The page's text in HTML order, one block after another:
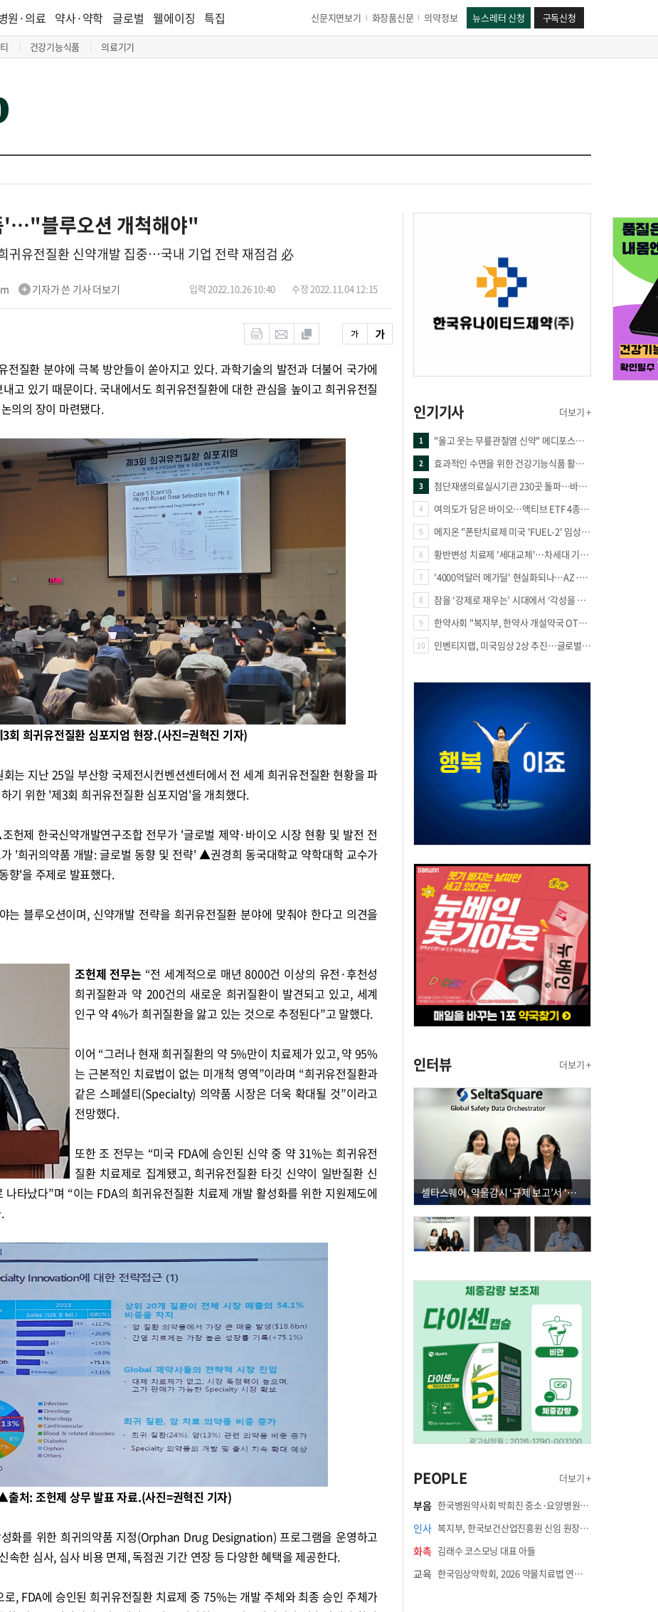
건강기능식품 의료기기
원·의료 약사·약학 글로벌 웰에이징 특집 신문지면보기 화장품신문 의약정보 뉴스레터 신청 구독신청
'…"블루오션 개척해야"
귀유전질환 신약개발 집중…국내 기업 전략 재점검 必
기자가 쓴 기사 더보기 입력 2022.10.26 10:40 수정 2022.11.04 12:15
전질환 분야에 극복 방안들이 쏟아지고 있다. 과학기술의 발전과 더불어 국가에
고 있기 때문이다. 국내에서도 희귀유전질환에 대한 관심을 높이고 희귀유전질
의의 장이 마련됐다.
회 희귀유전질환 심포지엄 현장.(사진=권혁진 기자)
는 지난 25일 부산항 국제전시컨벤션센터에서 전 세계 희귀유전질환 현황을 파
기 위한 '제3회 희귀유전질환 심포지엄'을 개최했다.
헌제 한국신약개발연구조합 전무가 '글로벌 제약·바이오 시장 현황 및 발전 전
'희귀의약품 개발: 글로벌 동향 및 전략' ▲권경희 동국대학교 약학대학 교수가
향'을 주제로 발표했다.
는 블루오션이며, 신약개발 전략을 희귀유전질환 분야에 맞춰야 한다고 의견을
조헌제 전무는 “전 세계적으로 매년 8000건 이상의 유전·후천성
희귀질환과 약 200건의 새로운 희귀질환이 발견되고 있고, 세계
인구 약 4%가 희귀질환을 앓고 있는 것으로 추정된다”고 말했다.
이어 “그러나 현재 희귀질환의 약 5%만이 치료제가 있고, 약 95%
는 근본적인 치료법이 없는 미개척 영역”이라며 “희귀유전질환과
같은 스페셜티(Specialty) 의약품 시장은 더욱 확대될 것”이라고
전망했다.
또한 조 전무는 “미국 FDA에 승인된 신약 중 약 31%는 희귀유전
질환 치료제로 집계됐고, 희귀유전질환 타깃 신약이 일반질환 신
타났다”며 “이는 FDA의 희귀유전질환 치료제 개발 활성화를 위한 지원제도에
출처: 조헌제 상무 발표 자료.(사진=권혁진 기자)
화를 위한 희귀의약품 지정(Orphan Drug Designation) 프로그램을 운영하고
속한 심사, 심사 비용 면제, 독점권 기간 연장 등 다양한 혜택을 제공한다.
, FDA에 승인된 희귀유전질환 치료제 중 75%는 개발 주체와 최종 승인 주체가
인기기사 더보기 +
1 "울고 웃는 무릎관절염 신약" 메디포스트·강스템·네이처셀 전진, 코오롱티슈진 반전 과제
2 효과적인 수면을 위한 건강기능식품 활용법
3 첨단재생의료실시기관 230곳 돌파…바이오 새 시장 꿈틀
4 여의도가 담은 바이오…액티브 ETF 4종의 선택은
5 메지온 "폰탄치료제 미국 'FUEL-2' 임상 프로토콜 영국 승인"
6 황반변성 치료제 '세대교체'…차세대 기전 경쟁 본격화
7 '4000억달러 메가딜' 현실화되나…AZ·BMS 합병설에 글로벌 제약업계 촉각
8 잠을 ‘강제로 재우는’ 시대에서 ‘각성을 낮추는’ 시대로
9 한약사회 "복지부, 한약사 개설약국 OTC 공급 방해 더는 방관 말아야"
10 인벤티지랩, 미국임상 2상 추진…글로벌 팁스 통해 정부 지원 60억원 확보
인터뷰 더보기 +
셀타스퀘어, 약물감시 ‘규제 보고’서 ‘데이터 의사결정’으로 "PVX 전환 요구 커진다"
PEOPLE 더보기 +
부음 한국병원약사회 박희진 중소·요양병원이사(충청북도 청주의료원 약제팀장) 부친상
인사 복지부, 한국보건산업진흥원 신임 원장에 고상백 교수 임명
화촉 김래수 코스모닝 대표 아들
교육 한국임상약학회, 2026 약물치료법 연수강좌 8월 21일 개최